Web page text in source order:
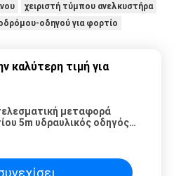
χειριστή τύμπου ανελκυστήρα
οδηγού για φορτίο
καλύτερη τιμή για
μεταφορά
5m υδραυλικός οδηγός